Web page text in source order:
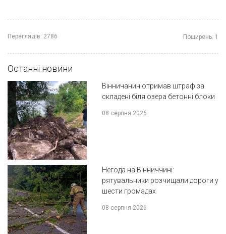
Переглядів: 2786 Поширень: 1
Останні новини
Вінничанин отримав штраф за
складені біля озера бетонні блоки
08 серпня 2026
Негода на Вінниччині:
рятувальники розчищали дороги у
шести громадах
08 серпня 2026